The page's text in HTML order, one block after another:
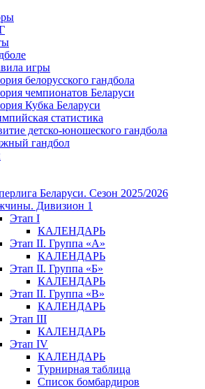
игры
белорусского гандбола
чемпионатов Беларуси
Кубка Беларуси
статистика
детско-юношеского гандбола
гандбол
Беларуси. Сезон 2025/2026
Дивизион 1
Этап I
КАЛЕНДАРЬ
Этап II. Группа «А»
КАЛЕНДАРЬ
Этап II. Группа «Б»
КАЛЕНДАРЬ
Этап II. Группа «В»
КАЛЕНДАРЬ
Этап III
КАЛЕНДАРЬ
Этап IV
КАЛЕНДАРЬ
Турнирная таблица
Список бомбардиров